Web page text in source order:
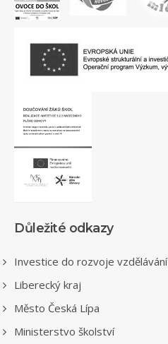
Důležité odkazy
Investice do rozvoje vzdělávání
Liberecký kraj
Město Česká Lípa
Ministerstvo školství